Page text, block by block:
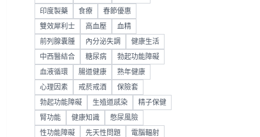
印度製藥 食療 春節優惠
雙效犀利士 高血壓 血精
前列腺囊腫 內分泌失調 健康生活
中西醫結合 糖尿病 勃起功能障礙
血液循環 腸道健康 熟年健康
心理因素 戒菸戒酒 保險套
勃起功能障礙 生殖道感染 精子保健
腎功能 健康知識 憋尿風險
性功能障礙 先天性問題 電腦輻射